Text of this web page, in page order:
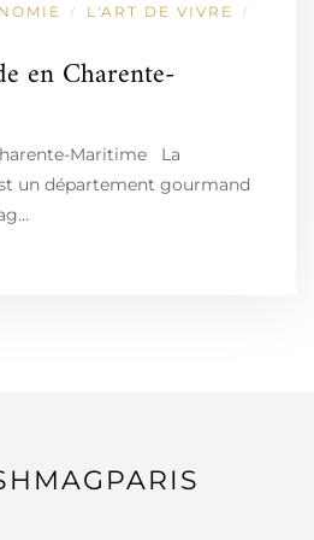
/ L'ART DE VIVRE /
en Charente-
Maritime La
un département gourmand